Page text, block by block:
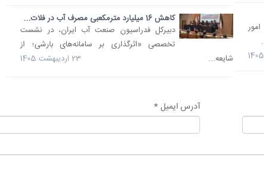
کاهش 16 میلیارد مترمکعبی مصرف آب در فلات...
دبیرکل فدراسیون صنعت آب ایران، در نشست
تخصصی «اثرگذاری بر سامانه‌های بارشی؛ از
شایعه...
23 اردیبهشت 1405
آدرس ایمیل *